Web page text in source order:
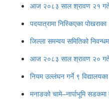
आज २०८३ साल श्रावण २१ गते
पदयात्रामा निस्किएका
जिल्ला समन्वय समितिको
आज २०८३ साल श्रावण २० गते
नियम उल्लंघन गर्ने ९
मनाङको चामे–नार्पाभूमि सडकमा